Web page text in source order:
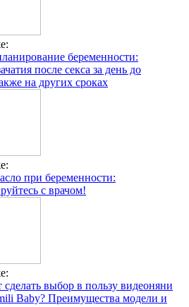
беременности:
после секса за день до
на других сроках
при беременности:
с врачом!
выбор в пользу видеоняни
Baby? Преимущества модели и